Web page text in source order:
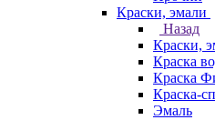
Краски, эмали
Назад
Краски,
Краска
Краска
Краска-
Эмаль